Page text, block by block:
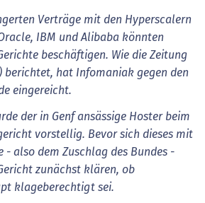
Verträge mit den Hyperscalern
IBM und Alibaba könnten
beschäftigen. Wie die Zeitung
berichtet, hat Infomaniak gegen den
eingereicht.
der in Genf ansässige Hoster beim
vorstellig. Bevor sich dieses mit
- also dem Zuschlag des Bundes -
zunächst klären, ob
klageberechtigt sei.